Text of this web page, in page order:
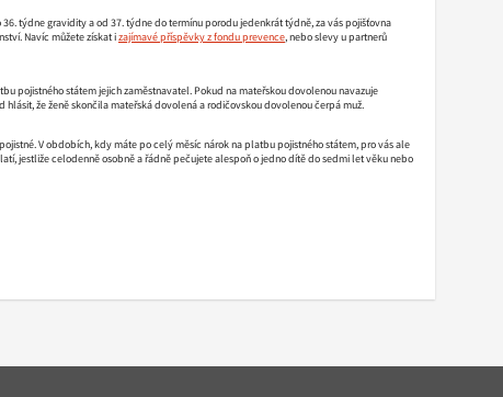
týdne gravidity a od 37. týdne do termínu porodu jedenkrát týdně, za vás pojišťovna
Navíc můžete získat izajímavé příspěvky z fondu prevence, nebo slevy u partnerů
pojistného státem jejich zaměstnavatel. Pokud na mateřskou dovolenou navazuje
že ženě skončila mateřská dovolená a rodičovskou dovolenou čerpá muž.
V obdobích, kdy máte po celý měsíc nárok na platbu pojistného státem, pro vás ale
jestliže celodenně osobně a řádně pečujete alespoň o jedno dítě do sedmi let věku nebo